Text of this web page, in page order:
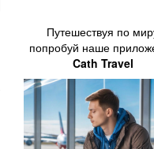
Путешествуя по
попробуй наше
Cath Travel